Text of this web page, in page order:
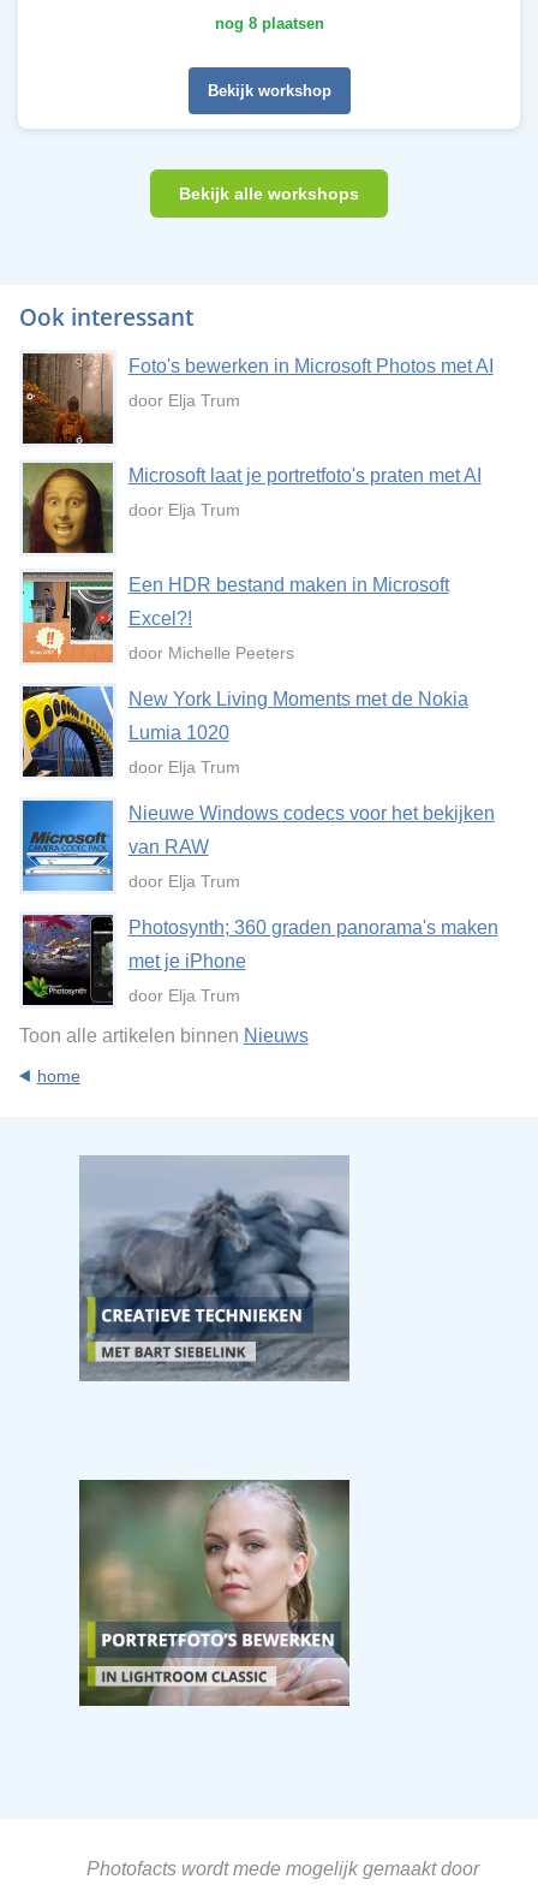
nog 8 plaatsen
Bekijk workshop
Bekijk alle workshops
Ook interessant
Foto's bewerken in Microsoft Photos met AI
door Elja Trum
Microsoft laat je portretfoto's praten met AI
door Elja Trum
Een HDR bestand maken in Microsoft
Excel?!
door Michelle Peeters
New York Living Moments met de Nokia
Lumia 1020
door Elja Trum
Nieuwe Windows codecs voor het bekijken
van RAW
door Elja Trum
Photosynth; 360 graden panorama's maken
met je iPhone
door Elja Trum
Toon alle artikelen binnen Nieuws
home
Photofacts wordt mede mogelijk gemaakt door